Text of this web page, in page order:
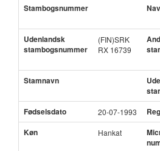
Stambogsnummer
Udenlandsk
stambogsnummer
(FIN)SRK
RX 16739
Stamnavn
Fødselsdato
20-07-1993
Køn
Hankat